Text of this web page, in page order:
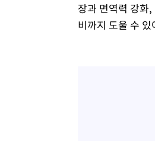
장과 면역력 강화
비까지 도울 수